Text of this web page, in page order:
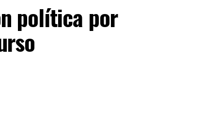
política por